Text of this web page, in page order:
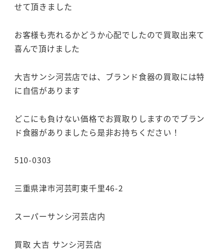
せて頂きました
お客様も売れるかどうか心配でしたので買取出来て
喜んで頂けました
大吉サンシ河芸店では、ブランド食器の買取には特
に自信があります
どこにも負けない価格でお買取りしますのでブラン
ド食器がありましたら是非お持ちください！
510-0303
三重県津市河芸町東千里46-2
スーパーサンシ河芸店内
買取 大吉 サンシ河芸店